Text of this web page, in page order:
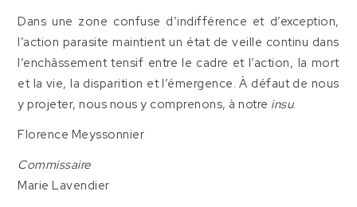
Dans une zone confuse d’indifférence et d’exception,
l’action parasite maintient un état de veille continu dans
l’enchâssement tensif entre le cadre et l’action, la mort
et la vie, la disparition et l’émergence. À défaut de nous
y projeter, nous nous y comprenons, à notre insu.
Florence Meyssonnier
Commissaire
Marie Lavendier